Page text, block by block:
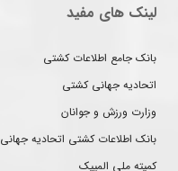
لینک های مفید
بانک جامع اطلاعات کشتی
اتحادیه جهانی کشتی
وزارت ورزش و جوانان
بانک اطلاعات کشتی اتحادیه جهانی
کمیته ملی المپیک